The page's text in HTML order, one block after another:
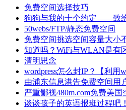
免费空间选择技巧
狗狗与我的十个约定——致
50webs/FTP/静态免费空间
免费空间挑选空间容量大小
知道吗？WiFi与WLAN是有
清明思念
wordpress怎么封IP？【利用
由浦东信息港告免费空间用
严重鄙视480m.com免费美国
谈谈孩子的英语报班过程吧！